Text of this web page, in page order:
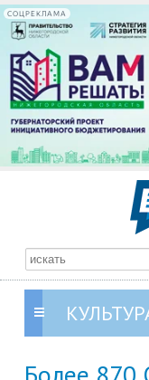
СОЦРЕКЛАМА